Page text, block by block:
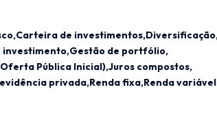
Carteira de investimentos Diversificação
investimento Gestão de portfólio
Pública Inicial) Juros compostos
privada Renda fixa Renda variável